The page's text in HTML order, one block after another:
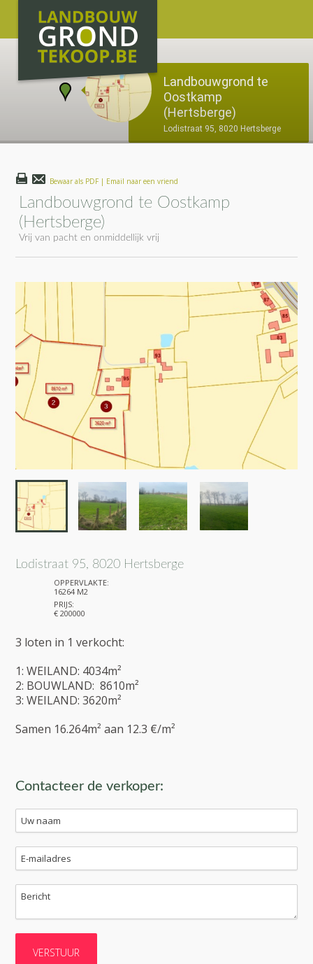
Landbouwgrond te
Oostkamp
(Hertsberge)
Lodistraat 95, 8020 Hertsberge
Bewaar als PDF | Email naar een vriend
Landbouwgrond te Oostkamp
(Hertsberge)
Vrij van pacht en onmiddellijk vrij
Lodistraat 95, 8020 Hertsberge
OPPERVLAKTE:
16264 M2
PRIJS:
€ 200000
3 loten in 1 verkocht:
1: WEILAND: 4034m²
2: BOUWLAND: 8610m²
3: WEILAND: 3620m²
Samen 16.264m² aan 12.3 €/m²
Contacteer de verkoper: